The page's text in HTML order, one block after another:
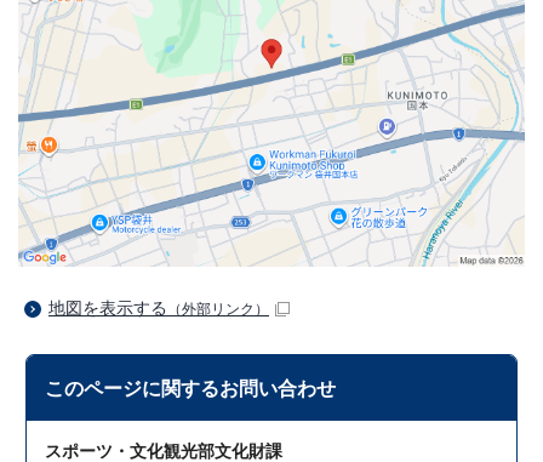
地図を表示する （外部リンク）
このページに関するお問い合わせ
スポーツ・文化観光部文化財課